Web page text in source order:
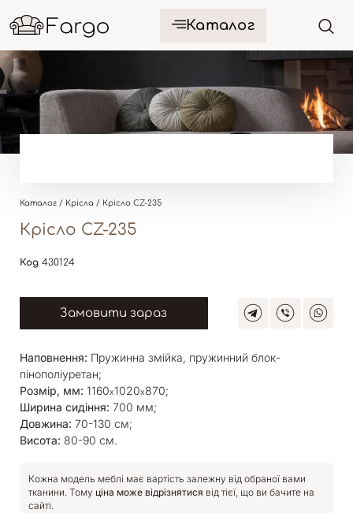
Каталог
Каталог / Крісла / Крісло CZ-235
Крісло CZ-235
Код 430124
Замовити зараз
Наповнення: Пружинна змійка, пружинний блок-
пінополіуретан;
Розмір, мм: 1160x1020x870;
Ширина сидіння: 700 мм;
Довжина: 70-130 см;
Висота: 80-90 см.
Кожна модель меблі має вартість залежну від обраної вами
тканини. Тому ціна може відрізнятися від тієї, що ви бачите на
сайті.